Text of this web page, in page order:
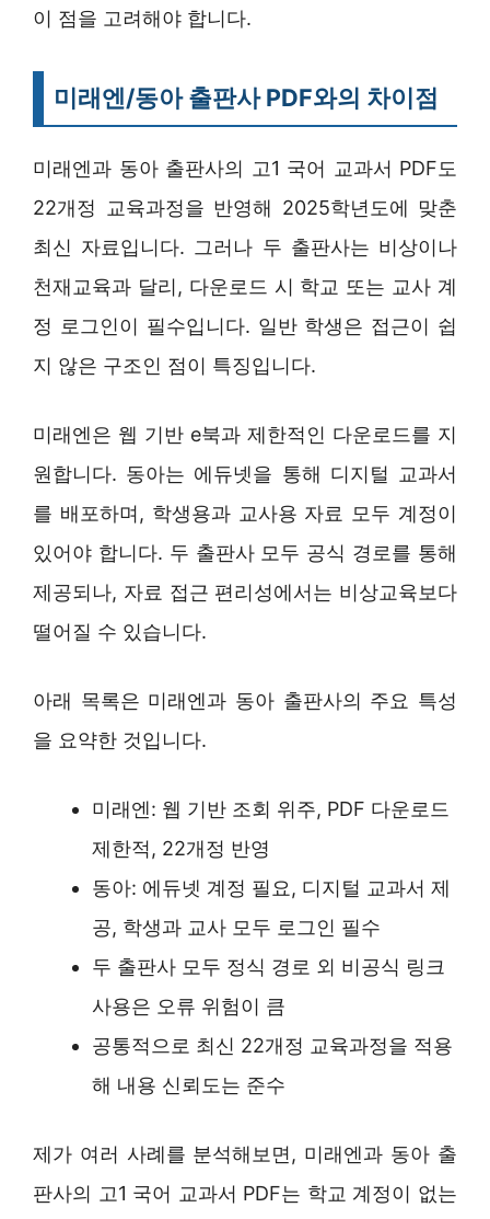
이 점을 고려해야 합니다.
미래엔/동아 출판사 PDF와의 차이점
미래엔과 동아 출판사의 고1 국어 교과서 PDF도
22개정 교육과정을 반영해 2025학년도에 맞춘
최신 자료입니다. 그러나 두 출판사는 비상이나
천재교육과 달리, 다운로드 시 학교 또는 교사 계
정 로그인이 필수입니다. 일반 학생은 접근이 쉽
지 않은 구조인 점이 특징입니다.
미래엔은 웹 기반 e북과 제한적인 다운로드를 지
원합니다. 동아는 에듀넷을 통해 디지털 교과서
를 배포하며, 학생용과 교사용 자료 모두 계정이
있어야 합니다. 두 출판사 모두 공식 경로를 통해
제공되나, 자료 접근 편리성에서는 비상교육보다
떨어질 수 있습니다.
아래 목록은 미래엔과 동아 출판사의 주요 특성
을 요약한 것입니다.
미래엔: 웹 기반 조회 위주, PDF 다운로드
제한적, 22개정 반영
동아: 에듀넷 계정 필요, 디지털 교과서 제
공, 학생과 교사 모두 로그인 필수
두 출판사 모두 정식 경로 외 비공식 링크
사용은 오류 위험이 큼
공통적으로 최신 22개정 교육과정을 적용
해 내용 신뢰도는 준수
제가 여러 사례를 분석해보면, 미래엔과 동아 출
판사의 고1 국어 교과서 PDF는 학교 계정이 없는